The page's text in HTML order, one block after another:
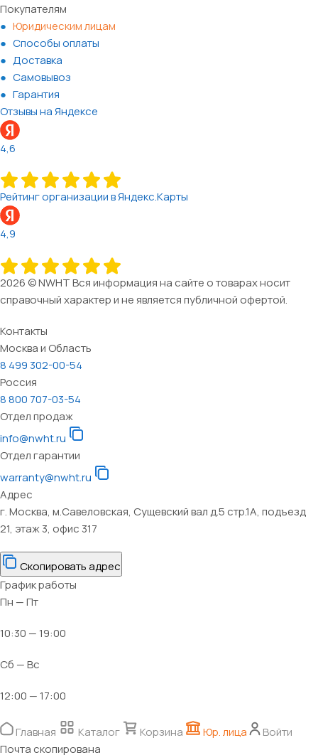
Покупателям
Юридическим лицам
Способы оплаты
Доставка
Самовывоз
Гарантия
Отзывы на Яндексе
4,6
Рейтинг организации в Яндекс.Карты
4,9
2026 © NWHT Вся информация на сайте о товарах носит
справочный характер и не является публичной офертой.
Контакты
Москва и Область
8 499 302-00-54
Россия
8 800 707-03-54
Отдел продаж
info@nwht.ru
Отдел гарантии
warranty@nwht.ru
Адрес
г. Москва, м.Савеловская, Сущевский вал д.5 стр.1А, подъезд
21, этаж 3, офис 317
Скопировать адрес
График работы
Пн — Пт
10:30 — 19:00
Сб — Вс
12:00 — 17:00
Главная Каталог Корзина Юр. лица
Войти
Почта скопирована